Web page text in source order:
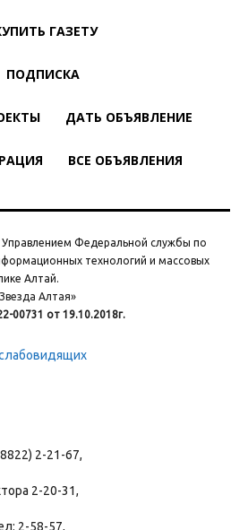
ГАЗЕТУ
ПОДПИСКА
ДАТЬ ОБЪЯВЛЕНИЕ
ВСЕ ОБЪЯВЛЕНИЯ
Управлением Федеральной службы по
технологий и массовых
Алтай.
Алтая»
00731 от 19.10.2018г.
2-21-67,
2-20-31,
2-58-57,